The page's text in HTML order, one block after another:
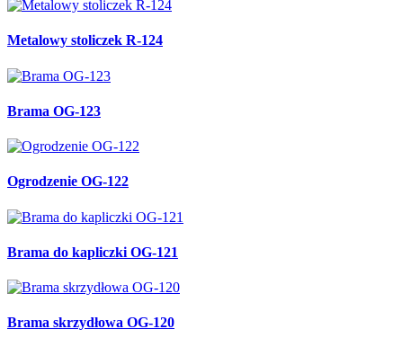
Metalowy stoliczek R-124
Brama OG-123
Ogrodzenie OG-122
Brama do kapliczki OG-121
Brama skrzydłowa OG-120